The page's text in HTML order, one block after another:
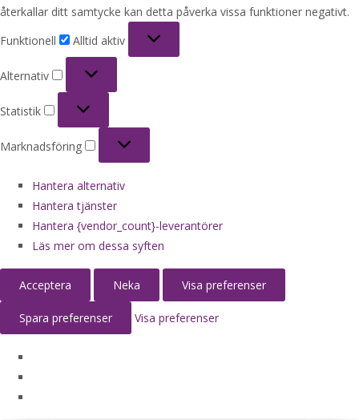
återkallar ditt samtycke kan detta påverka vissa funktioner negativt.
Funktionell
Alltid aktiv
Alternativ
Statistik
Marknadsföring
Hantera alternativ
Hantera tjänster
Hantera {vendor_count}-leverantörer
Läs mer om dessa syften
Acceptera Neka Visa preferenser
Spara preferenser Visa preferenser